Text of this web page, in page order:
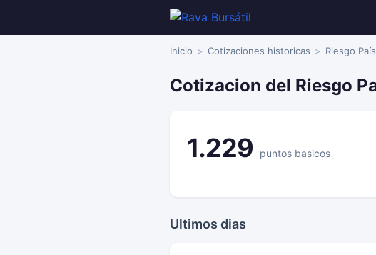
Inicio Cotizaciones historicas Riesgo País
Cotizacion del Riesgo
1.229 puntos basicos
Ultimos dias